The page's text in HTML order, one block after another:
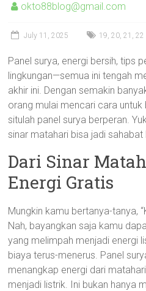
okto88blog@gmail.com
July 11, 2025 19,20,21 ,22
Panel surya, energi bersih, tips
lingkungan—semua ini tengah
akhir ini. Dengan semakin
orang mulai mencari cara
situlah panel surya berperan.
sinar matahari bisa jadi sahabat
Dari Sinar
Energi Gratis
Mungkin kamu bertanya-tanya,
Nah, bayangkan saja kamu
yang melimpah menjadi energi
biaya terus-menerus. Panel
menangkap energi dari
menjadi listrik. Ini bukan hanya